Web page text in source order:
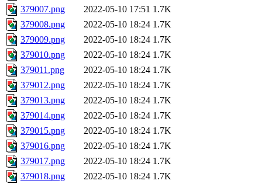
379007.png
2022-05-10 17:51 1.7K
379008.png
2022-05-10 18:24 1.7K
379009.png
2022-05-10 18:24 1.7K
379010.png
2022-05-10 18:24 1.7K
379011.png
2022-05-10 18:24 1.7K
379012.png
2022-05-10 18:24 1.7K
379013.png
2022-05-10 18:24 1.7K
379014.png
2022-05-10 18:24 1.7K
379015.png
2022-05-10 18:24 1.7K
379016.png
2022-05-10 18:24 1.7K
379017.png
2022-05-10 18:24 1.7K
379018.png
2022-05-10 18:24 1.7K